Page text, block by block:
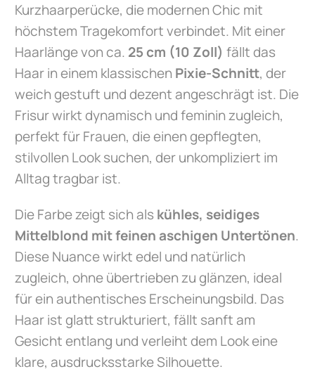
Kurzhaarperücke, die modernen Chic mit
höchstem Tragekomfort verbindet. Mit einer
Haarlänge von ca. 25 cm (10 Zoll) fällt das
Haar in einem klassischen Pixie-Schnitt, der
weich gestuft und dezent angeschrägt ist. Die
Frisur wirkt dynamisch und feminin zugleich,
perfekt für Frauen, die einen gepflegten,
stilvollen Look suchen, der unkompliziert im
Alltag tragbar ist.
Die Farbe zeigt sich als kühles, seidiges
Mittelblond mit feinen aschigen Untertönen.
Diese Nuance wirkt edel und natürlich
zugleich, ohne übertrieben zu glänzen, ideal
für ein authentisches Erscheinungsbild. Das
Haar ist glatt strukturiert, fällt sanft am
Gesicht entlang und verleiht dem Look eine
klare, ausdrucksstarke Silhouette.